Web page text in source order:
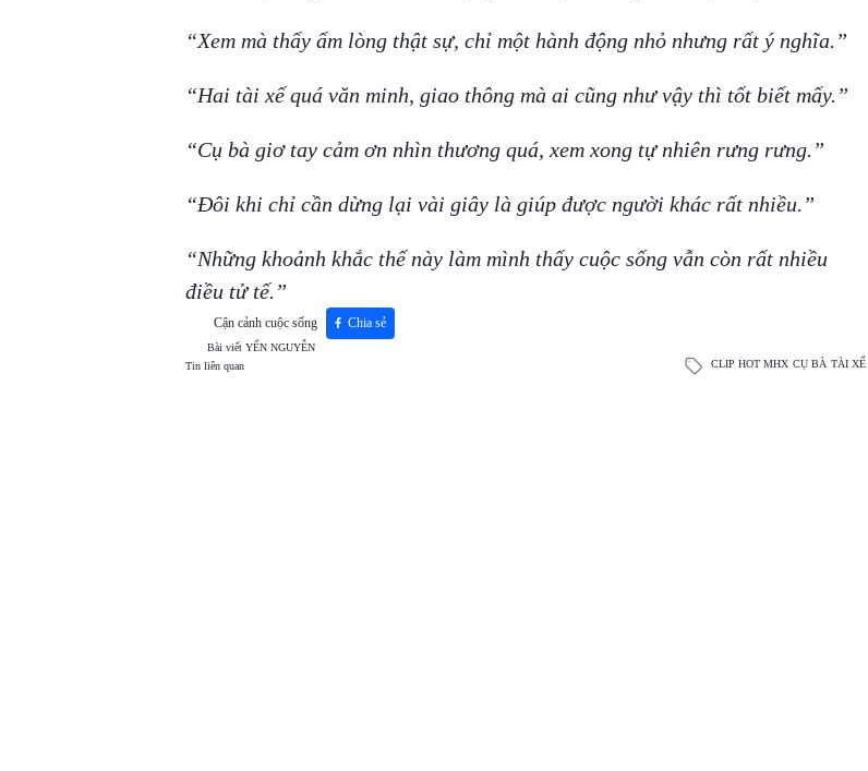
“Xem mà thấy ấm lòng thật sự, chỉ một hành động nhỏ nhưng rất ý nghĩa.”
“Hai tài xế quá văn minh, giao thông mà ai cũng như vậy thì tốt biết mấy.”
“Cụ bà giơ tay cảm ơn nhìn thương quá, xem xong tự nhiên rưng rưng.”
“Đôi khi chỉ cần dừng lại vài giây là giúp được người khác rất nhiều.”
“Những khoảnh khắc thế này làm mình thấy cuộc sống vẫn còn rất nhiều
điều tử tế.”
Cận cảnh cuộc sống Chia sẻ
Bài viết YẾN NGUYỄN
Tin liên quan
CLIP HOT MHX CỤ BÀ TÀI XẾ